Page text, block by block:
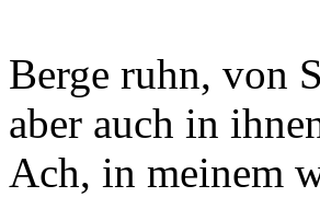
Berge ruhn, von
aber auch in
Ach, in meinem